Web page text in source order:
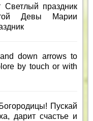
Светлый праздник
Девы Марии
down arrows to
by touch or with
Пускай
дарит счастье и